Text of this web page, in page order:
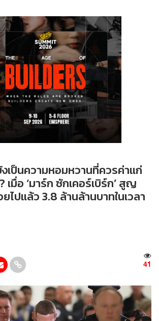
เป็นความหอมหวานที่ควรค่าแก่
เมื่อ ‘มาร์ก ซักเคอร์เบิร์ก’ สูญ
ไปแล้ว 3.8 ล้านล้านบาทในเวลา
41